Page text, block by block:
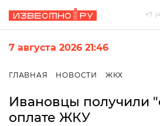
+7
7 августа 2026 21:46
ГЛАВНАЯ НОВОСТИ ЖКХ
Ивановцы получили
оплате ЖКУ